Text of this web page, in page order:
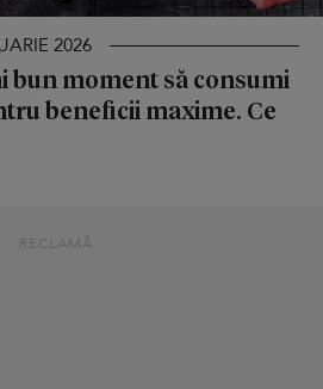
2026
bun moment să consumi
beneficii maxime. Ce
RECLAMĂ